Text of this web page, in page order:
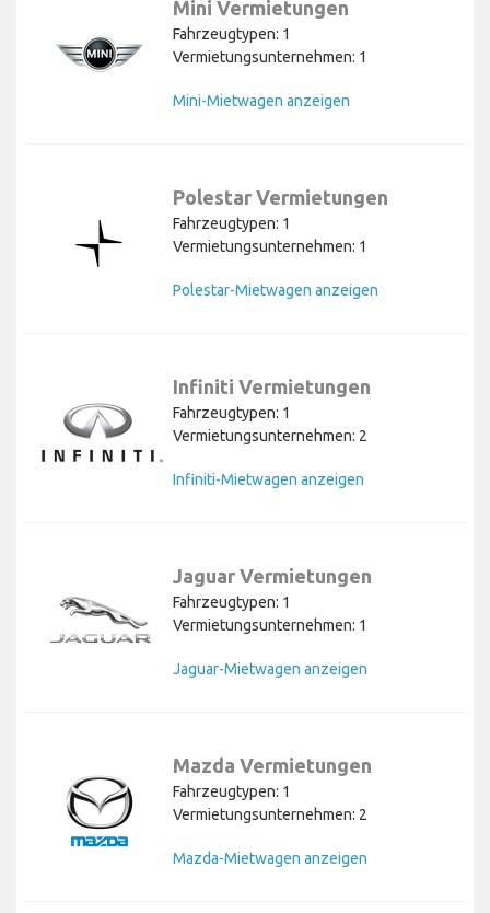
Mini Vermietungen
Fahrzeugtypen: 1
Vermietungsunternehmen: 1
Mini-Mietwagen anzeigen
Polestar Vermietungen
Fahrzeugtypen: 1
Vermietungsunternehmen: 1
Polestar-Mietwagen anzeigen
Infiniti Vermietungen
Fahrzeugtypen: 1
Vermietungsunternehmen: 2
Infiniti-Mietwagen anzeigen
Jaguar Vermietungen
Fahrzeugtypen: 1
Vermietungsunternehmen: 1
Jaguar-Mietwagen anzeigen
Mazda Vermietungen
Fahrzeugtypen: 1
Vermietungsunternehmen: 2
Mazda-Mietwagen anzeigen